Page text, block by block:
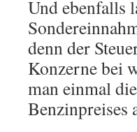
Und ebenfalls
denn der
Konzerne bei
man einmal
Benzinpreises